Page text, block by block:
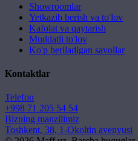
Showroomlar
Yetkazib berish va to'lov
Kafolat va qaytarish
Muddatli to'lov
Ko'p beriladigan savollar
Kontaktlar
Telefon
+998 71 205 54 54
Bizning manzilimiz
Toshkent, 38, 1-Okoltin avenyusi